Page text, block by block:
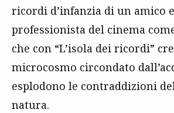
ricordi d’infanzia di un amico e
professionista del cinema
che con “L’isola dei ricordi”
microcosmo circondato
esplodono le contraddizioni
natura.